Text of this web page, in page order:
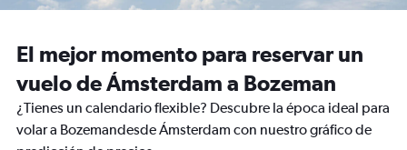
El mejor momento para reservar un
vuelo de Ámsterdam a Bozeman
¿Tienes un calendario flexible? Descubre la época ideal para
volar a Bozemandesde Ámsterdam con nuestro gráfico de